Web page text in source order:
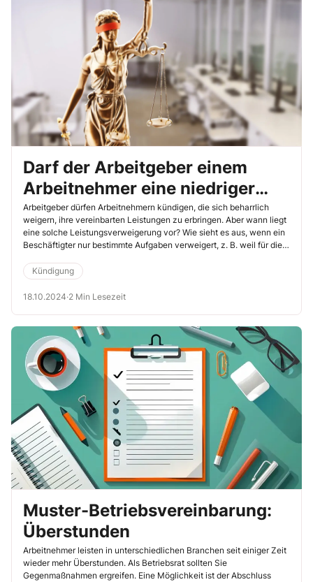
Darf der Arbeitgeber einem
Arbeitnehmer eine niedriger
bewertete Tätigkeit zuweisen?
Arbeitgeber dürfen Arbeitnehmern kündigen, die sich beharrlich
weigern, ihre vereinbarten Leistungen zu erbringen. Aber wann liegt
eine solche Leistungsverweigerung vor? Wie sieht es aus, wenn ein
Beschäftigter nur bestimmte Aufgaben verweigert, z. B. weil für die
Ihr Arbeitgeber Ihren Kollegen Arbeiten zuweisen, die unter deren
jeweiliger tariflicher Eingruppierung liegen? Welche Folgen hat es,
wenn ein Beschäftigter solche Arbeiten verweigert? Antworten auf
Kündigung
18.10.2024·2 Min Lesezeit
Muster-Betriebsvereinbarung:
Überstunden
Arbeitnehmer leisten in unterschiedlichen Branchen seit einiger Zeit
wieder mehr Überstunden. Als Betriebsrat sollten Sie
Gegenmaßnahmen ergreifen. Eine Möglichkeit ist der Abschluss